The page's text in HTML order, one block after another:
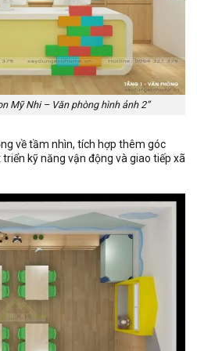
Mỹ Nhi – Văn phòng hình ảnh 2”
về tầm nhìn, tích hợp thêm góc
kỹ năng vận động và giao tiếp xã